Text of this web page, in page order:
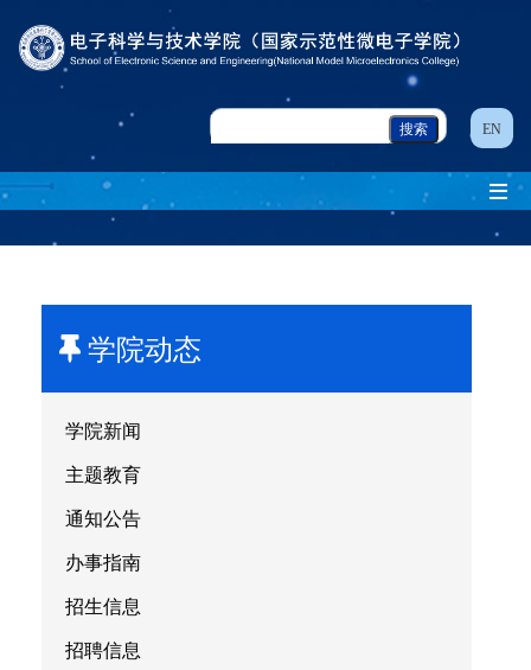
EN
学院动态
学院新闻
主题教育
通知公告
办事指南
招生信息
招聘信息